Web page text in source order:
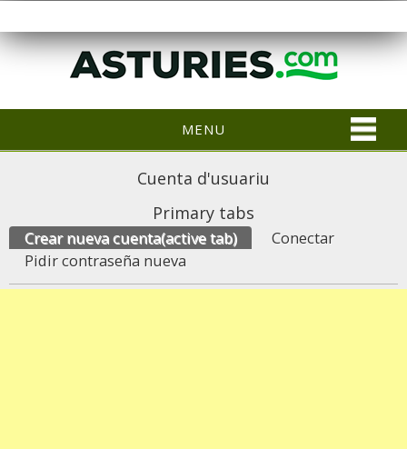
MENU
Cuenta d'usuariu
Primary tabs
Crear nueva cuenta(active tab)
Conectar
Pidir contraseña nueva